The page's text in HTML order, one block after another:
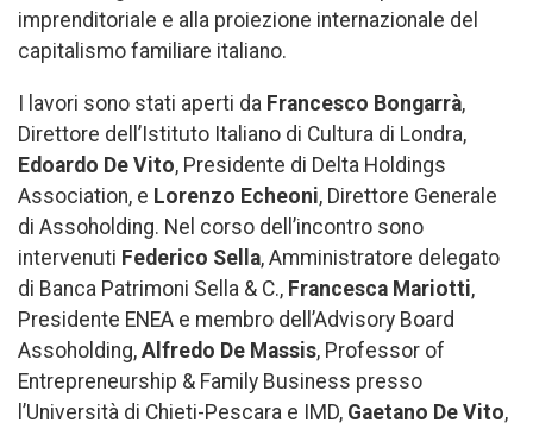
imprenditoriale e alla proiezione internazionale del
capitalismo familiare italiano.
I lavori sono stati aperti da Francesco Bongarrà,
Direttore dell’Istituto Italiano di Cultura di Londra,
Edoardo De Vito, Presidente di Delta Holdings
Association, e Lorenzo Echeoni, Direttore Generale
di Assoholding. Nel corso dell’incontro sono
intervenuti Federico Sella, Amministratore delegato
di Banca Patrimoni Sella & C., Francesca Mariotti,
Presidente ENEA e membro dell’Advisory Board
Assoholding, Alfredo De Massis, Professor of
Entrepreneurship & Family Business presso
l’Università di Chieti-Pescara e IMD, Gaetano De Vito,